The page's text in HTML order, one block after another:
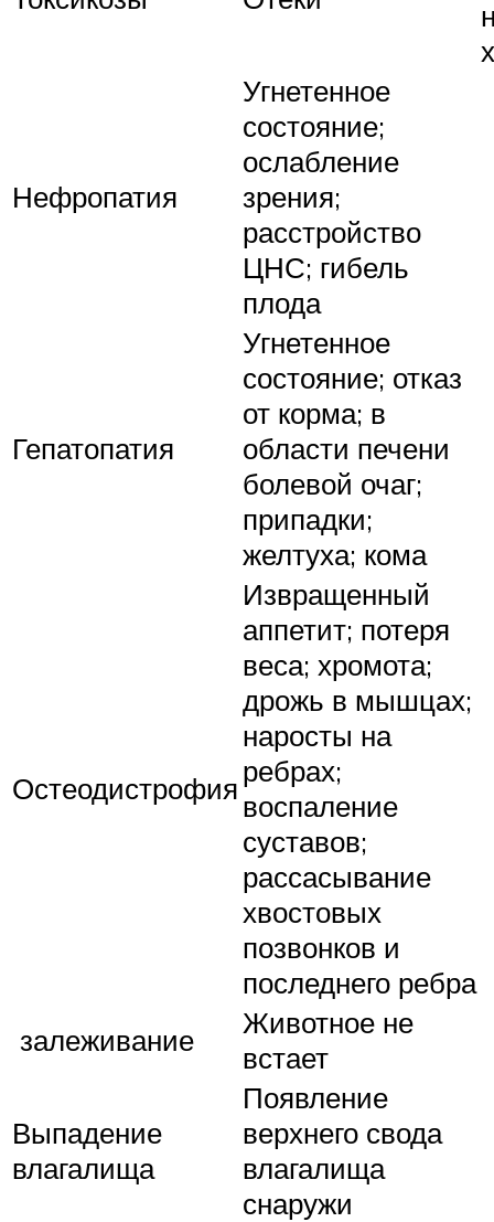
Нефропатия
Угнетенное
состояние;
ослабление
зрения;
расстройство
ЦНС; гибель
плода
Гепатопатия
Угнетенное
состояние; отказ
от корма; в
области печени
болевой очаг;
припадки;
желтуха; кома
Остеодистрофия
Извращенный
аппетит; потеря
веса; хромота;
дрожь в мышцах;
наросты на
ребрах;
воспаление
суставов;
рассасывание
хвостовых
позвонков и
последнего ребра
залеживание
Животное не
встает
Выпадение
влагалища
Появление
верхнего свода
влагалища
снаружи